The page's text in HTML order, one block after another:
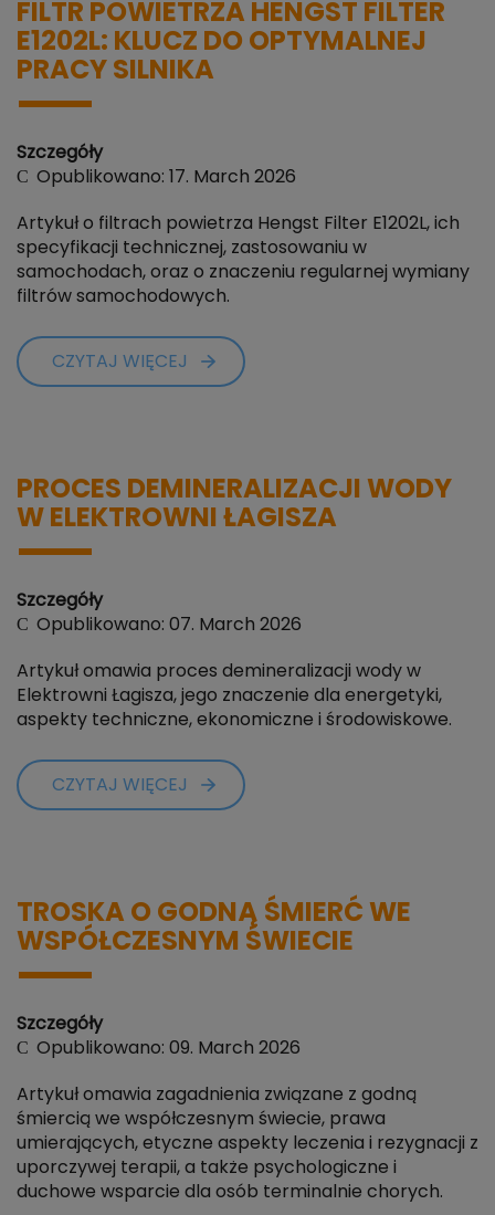
FILTR POWIETRZA HENGST FILTER
E1202L: KLUCZ DO OPTYMALNEJ
PRACY SILNIKA
Szczegóły
Opublikowano: 17. March 2026
Artykuł o filtrach powietrza Hengst Filter E1202L, ich
specyfikacji technicznej, zastosowaniu w
samochodach, oraz o znaczeniu regularnej wymiany
filtrów samochodowych.
CZYTAJ WIĘCEJ
PROCES DEMINERALIZACJI WODY
W ELEKTROWNI ŁAGISZA
Szczegóły
Opublikowano: 07. March 2026
Artykuł omawia proces demineralizacji wody w
Elektrowni Łagisza, jego znaczenie dla energetyki,
aspekty techniczne, ekonomiczne i środowiskowe.
CZYTAJ WIĘCEJ
TROSKA O GODNĄ ŚMIERĆ WE
WSPÓŁCZESNYM ŚWIECIE
Szczegóły
Opublikowano: 09. March 2026
Artykuł omawia zagadnienia związane z godną
śmiercią we współczesnym świecie, prawa
umierających, etyczne aspekty leczenia i rezygnacji z
uporczywej terapii, a także psychologiczne i
duchowe wsparcie dla osób terminalnie chorych.